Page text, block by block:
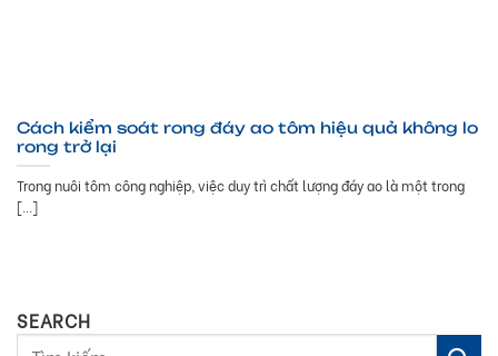
Cách kiểm soát rong đáy ao tôm hiệu quả không lo
rong trở lại
Trong nuôi tôm công nghiệp, việc duy trì chất lượng đáy ao là một trong
[...]
SEARCH